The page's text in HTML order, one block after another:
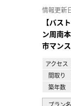
情報更新
【バス
ン周南
市マン
アクセス
間取り
築年数